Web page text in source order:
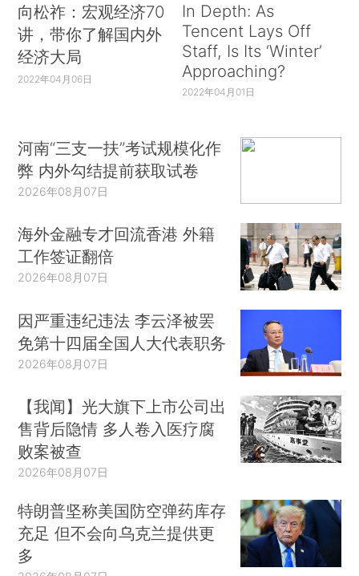
向松祚：宏观经济70
讲，带你了解国内外
经济大局
2022年04月06日
In Depth: As
Tencent Lays Off
Staff, Is Its ‘Winter’
Approaching?
2022年04月01日
河南“三支一扶”考试规模化作
弊 内外勾结提前获取试卷
2026年08月07日
海外金融专才回流香港 外籍
工作签证翻倍
2026年08月07日
因严重违纪违法 李云泽被罢
免第十四届全国人大代表职务
2026年08月07日
【我闻】光大旗下上市公司出
售背后隐情 多人卷入医疗腐
败案被查
2026年08月07日
特朗普坚称美国防空弹药库存
充足 但不会向乌克兰提供更
多